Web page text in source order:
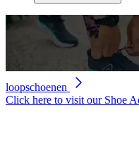
loopschoenen
Click here to visit our Shoe